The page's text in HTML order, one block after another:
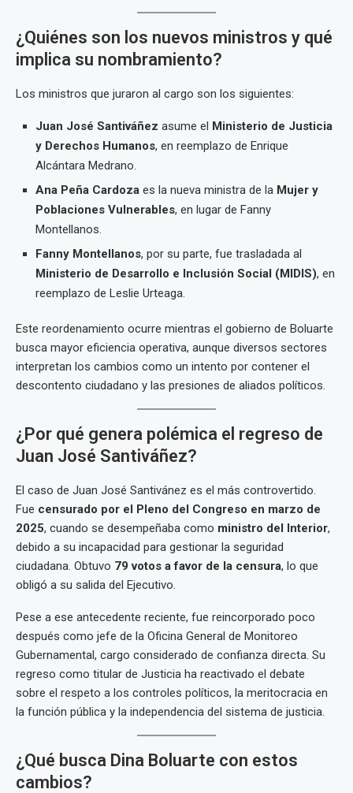
¿Quiénes son los nuevos ministros y qué
implica su nombramiento?
Los ministros que juraron al cargo son los siguientes:
Juan José Santiváñez asume el Ministerio de Justicia
y Derechos Humanos, en reemplazo de Enrique
Alcántara Medrano.
Ana Peña Cardoza es la nueva ministra de la Mujer y
Poblaciones Vulnerables, en lugar de Fanny
Montellanos.
Fanny Montellanos, por su parte, fue trasladada al
Ministerio de Desarrollo e Inclusión Social (MIDIS), en
reemplazo de Leslie Urteaga.
Este reordenamiento ocurre mientras el gobierno de Boluarte
busca mayor eficiencia operativa, aunque diversos sectores
interpretan los cambios como un intento por contener el
descontento ciudadano y las presiones de aliados políticos.
¿Por qué genera polémica el regreso de
Juan José Santiváñez?
El caso de Juan José Santivánez es el más controvertido.
Fue censurado por el Pleno del Congreso en marzo de
2025, cuando se desempeñaba como ministro del Interior,
debido a su incapacidad para gestionar la seguridad
ciudadana. Obtuvo 79 votos a favor de la censura, lo que
obligó a su salida del Ejecutivo.
Pese a ese antecedente reciente, fue reincorporado poco
después como jefe de la Oficina General de Monitoreo
Gubernamental, cargo considerado de confianza directa. Su
regreso como titular de Justicia ha reactivado el debate
sobre el respeto a los controles políticos, la meritocracia en
la función pública y la independencia del sistema de justicia.
¿Qué busca Dina Boluarte con estos
cambios?